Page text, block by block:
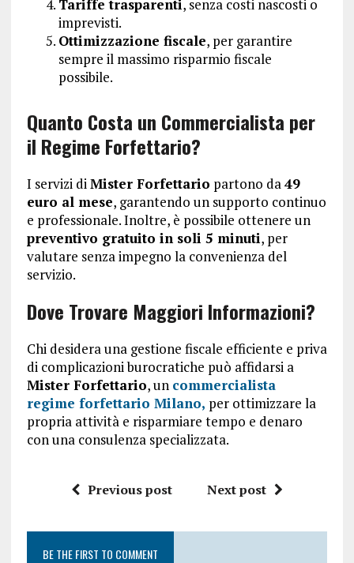
Tariffe trasparenti, senza costi nascosti o
imprevisti.
Ottimizzazione fiscale, per garantire
sempre il massimo risparmio fiscale
possibile.
Quanto Costa un Commercialista per
il Regime Forfettario?
I servizi di Mister Forfettario partono da 49
euro al mese, garantendo un supporto continuo
e professionale. Inoltre, è possibile ottenere un
preventivo gratuito in soli 5 minuti, per
valutare senza impegno la convenienza del
servizio.
Dove Trovare Maggiori Informazioni?
Chi desidera una gestione fiscale efficiente e priva
di complicazioni burocratiche può affidarsi a
Mister Forfettario, un commercialista
regime forfettario Milano, per ottimizzare la
propria attività e risparmiare tempo e denaro
con una consulenza specializzata.
Previous post Next post
BE THE FIRST TO COMMENT